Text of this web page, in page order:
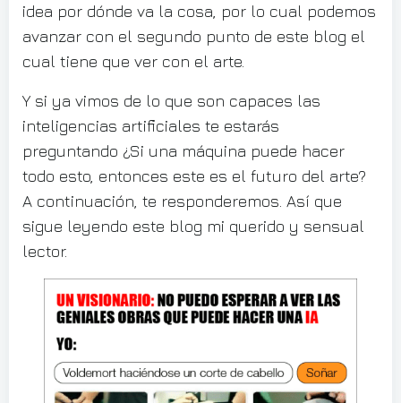
idea por dónde va la cosa, por lo cual podemos
avanzar con el segundo punto de este blog el
cual tiene que ver con el arte.
Y si ya vimos de lo que son capaces las
inteligencias artificiales te estarás
preguntando ¿Si una máquina puede hacer
todo esto, entonces este es el futuro del arte?
A continuación, te responderemos. Así que
sigue leyendo este blog mi querido y sensual
lector.